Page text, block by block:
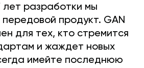
разработки мы
продукт. GAN
для тех, кто стремится
и жаждет новых
имейте последнюю